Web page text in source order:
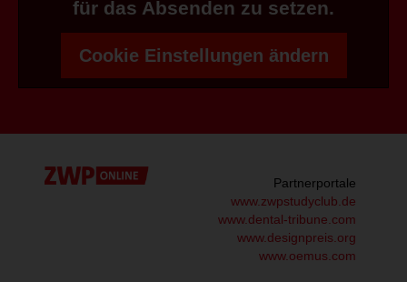
für das Absenden zu setzen.
Cookie Einstellungen ändern
Partnerportale
www.zwpstudyclub.de
www.dental-tribune.com
www.designpreis.org
www.oemus.com